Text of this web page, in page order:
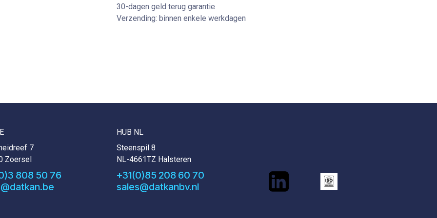
30-dagen geld terug garantie
Verzending: binnen enkele werkdagen
7
Zoersel
808 50 76
HUB NL
Steenspil 8
NL-4661TZ Halsteren
+31(0)85 208 60 70
sales@datkanbv.nl